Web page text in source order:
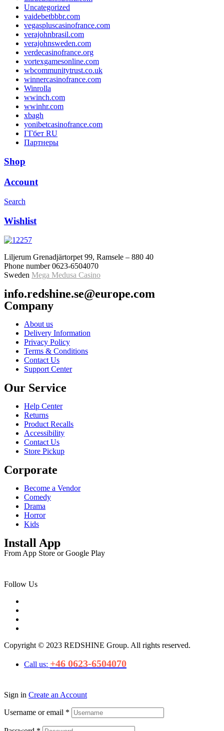
Uncategorized
vaidebetbbbr.com
vegaspluscasinofrance.com
verajohnbrasil.com
verajohnsweden.com
verdecasinofrance.org
vortexgamesonline.com
wbcommunitytrust.co.uk
winnercasinofrance.com
Winrolla
wwinch.com
wwinhr.com
xbagh
yonibetcasinofrance.com
ГГбет RU
Партнеры
Shop
Account
Search
Wishlist
Liljerum Grenadjärtorpet 99, Ramsele – 880 40
Phone number 0623-6504070
Sweden Mega Medusa Casino
info.redshine.se@europe.com
Company
About us
Delivery Information
Privacy Policy
Terms & Conditions
Contact Us
Support Center
Our Service
Help Center
Returns
Product Recalls
Accessibility
Contact Us
Store Pickup
Corporate
Become a Vendor
Comedy
Drama
Horror
Kids
Install App
From App Store or Google Play
Follow Us
Copyright © 2023 REDSHINE Group. All rights reserved.
Call us: +46 0623-6504070
Sign in Create an Account
Username or email *